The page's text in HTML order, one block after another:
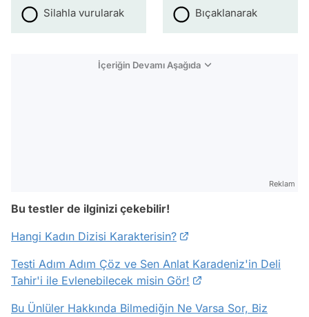
Silahla vurularak Bıçaklanarak
İçeriğin Devamı Aşağıda
Reklam
Bu testler de ilginizi çekebilir!
Hangi Kadın Dizisi Karakterisin?
Testi Adım Adım Çöz ve Sen Anlat Karadeniz'in Deli
Tahir'i ile Evlenebilecek misin Gör!
Bu Ünlüler Hakkında Bilmediğin Ne Varsa Sor, Biz